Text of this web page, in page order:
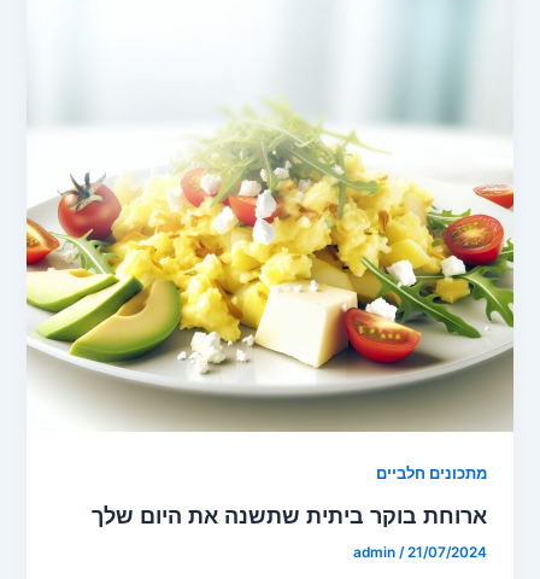
מתכונים חלביים
ארוחת בוקר ביתית שתשנה את היום שלך
admin /21/07/2024